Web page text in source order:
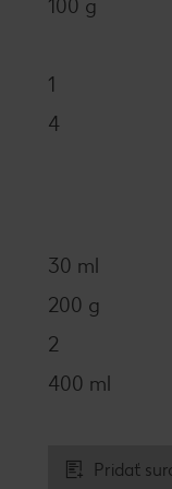
100 g
1
4
30 ml
200 g
2
400 ml
Pridať